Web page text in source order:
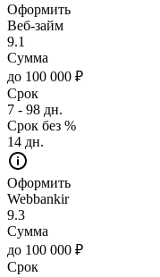
Оформить
Веб-займ
9.1
Сумма
до 100 000 ₽
Срок
7 - 98 дн.
Срок без %
14 дн.
Оформить
Webbankir
9.3
Сумма
до 100 000 ₽
Срок